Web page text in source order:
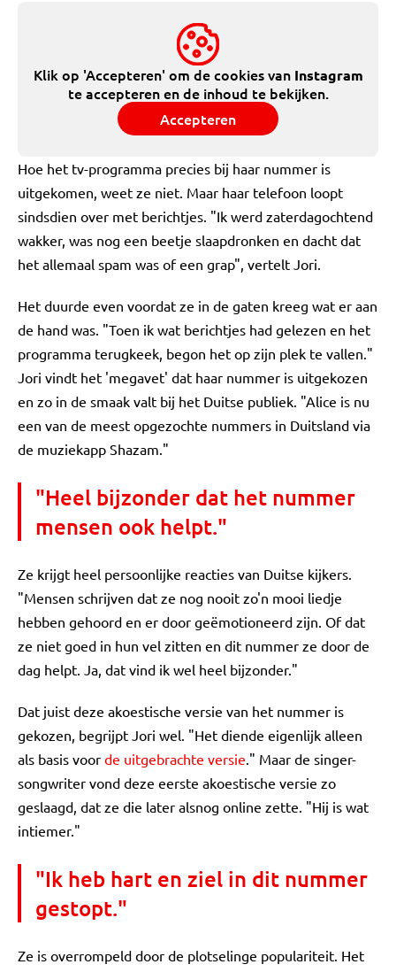
Klik op 'Accepteren' om de cookies van Instagram
te accepteren en de inhoud te bekijken.
Accepteren
Hoe het tv-programma precies bij haar nummer is
uitgekomen, weet ze niet. Maar haar telefoon loopt
sindsdien over met berichtjes. "Ik werd zaterdagochtend
wakker, was nog een beetje slaapdronken en dacht dat
het allemaal spam was of een grap", vertelt Jori.
Het duurde even voordat ze in de gaten kreeg wat er aan
de hand was. "Toen ik wat berichtjes had gelezen en het
programma terugkeek, begon het op zijn plek te vallen."
Jori vindt het 'megavet' dat haar nummer is uitgekozen
en zo in de smaak valt bij het Duitse publiek. "Alice is nu
een van de meest opgezochte nummers in Duitsland via
de muziekapp Shazam."
"Heel bijzonder dat het nummer
mensen ook helpt."
Ze krijgt heel persoonlijke reacties van Duitse kijkers.
"Mensen schrijven dat ze nog nooit zo'n mooi liedje
hebben gehoord en er door geëmotioneerd zijn. Of dat
ze niet goed in hun vel zitten en dit nummer ze door de
dag helpt. Ja, dat vind ik wel heel bijzonder."
Dat juist deze akoestische versie van het nummer is
gekozen, begrijpt Jori wel. "Het diende eigenlijk alleen
als basis voor de uitgebrachte versie." Maar de singer-
songwriter vond deze eerste akoestische versie zo
geslaagd, dat ze die later alsnog online zette. "Hij is wat
intiemer."
"Ik heb hart en ziel in dit nummer
gestopt."
Ze is overrompeld door de plotselinge populariteit. Het